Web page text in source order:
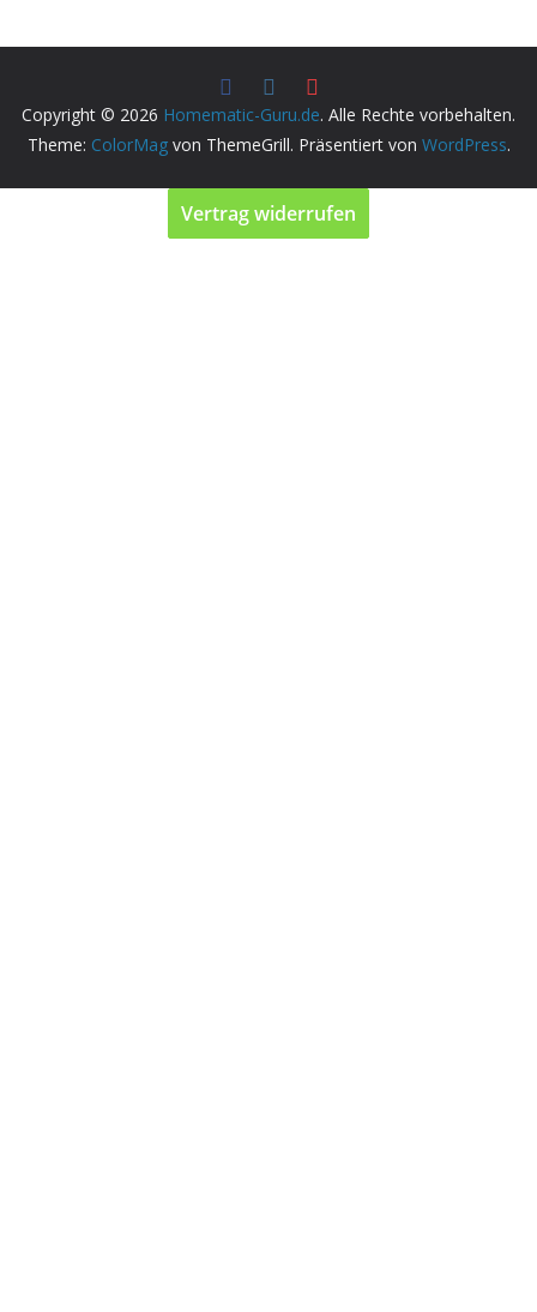
Copyright © 2026 Homematic-Guru.de. Alle Rechte vorbehalten.
Theme: ColorMagvon ThemeGrill. Präsentiert von WordPress.
Vertrag widerrufen